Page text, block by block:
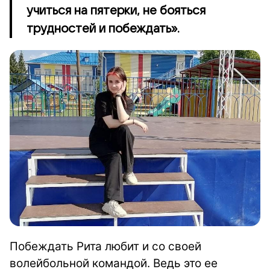
учиться на пятерки, не бояться
трудностей и побеждать».
Побеждать Рита любит и со своей
волейбольной командой. Ведь это ее